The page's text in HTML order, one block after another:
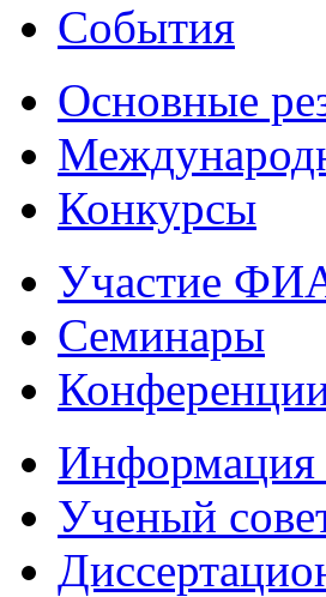
События
Основные
Конкурсы
Участие
Семинары
Информация
Ученый